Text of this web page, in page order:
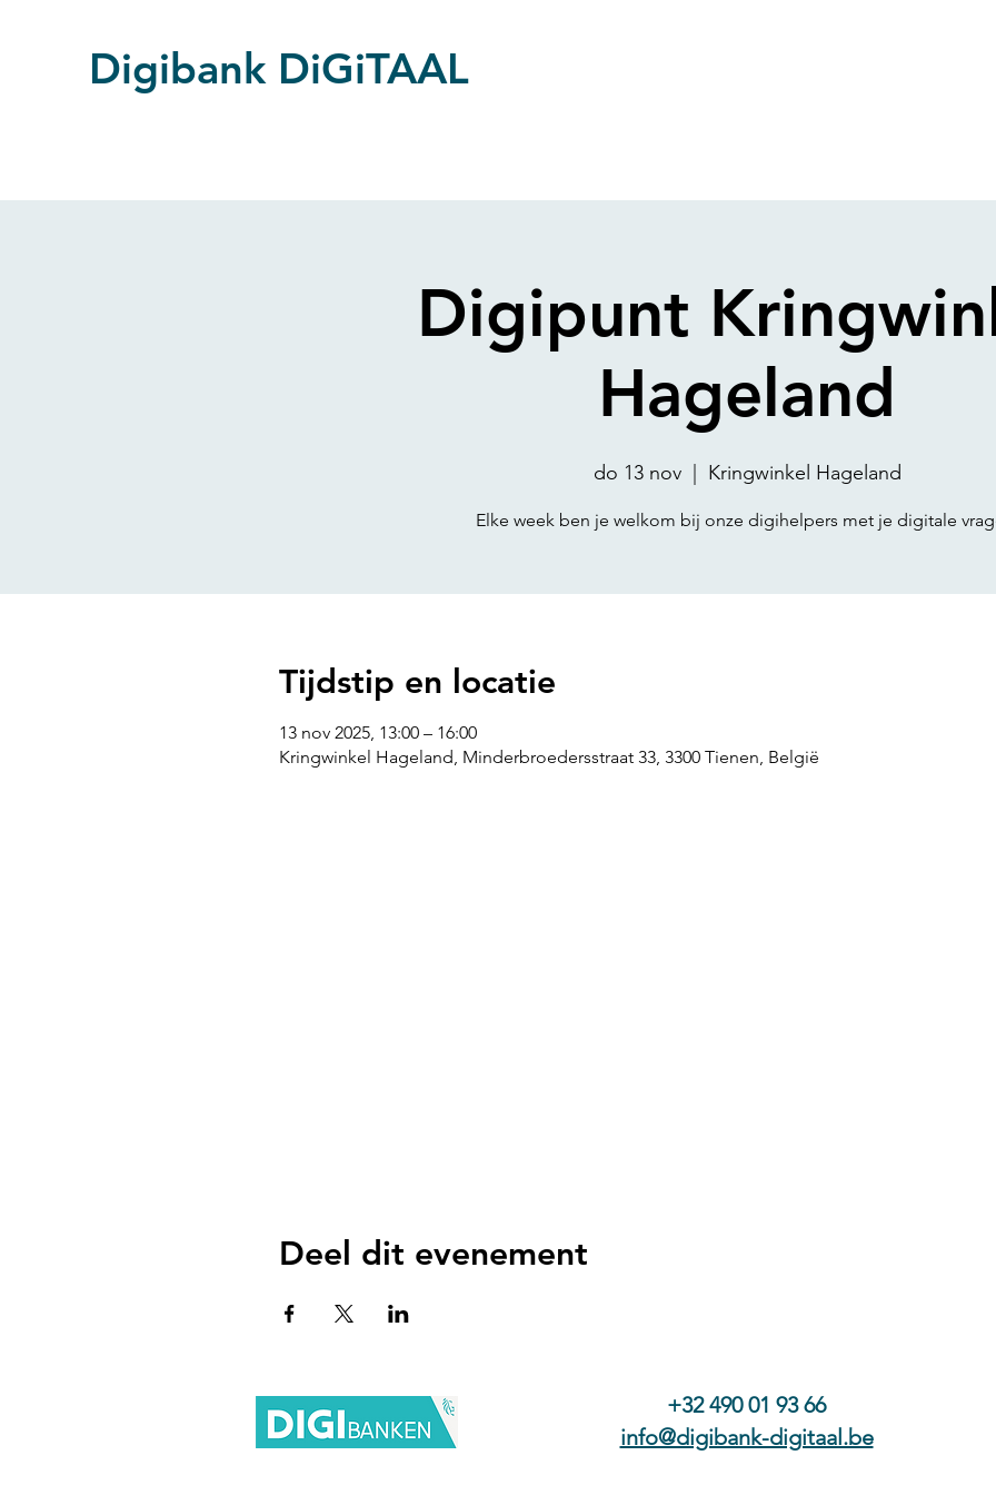
Digibank DiGiTAAL
Digipunt
Hageland
do 13 nov
  |
Kringwinkel Hageland
Elke week ben je welkom bij onze digihelpers met je digitale
Tijdstip en locatie
13 nov 2025, 13:00 – 16:00
Kringwinkel Hageland, Minderbroedersstraat 33, 3300 Tienen, België
Deel dit evenement
+32 490 01 93 66
info@digibank-digitaal.be